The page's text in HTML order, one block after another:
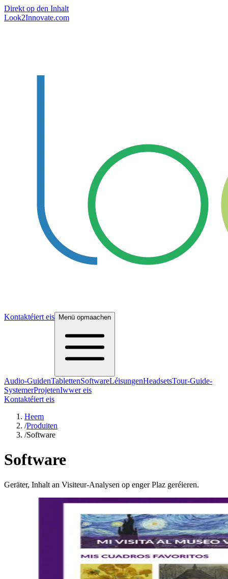
Direkt op den Inhalt
Look2Innovate.com
Kontaktéiert eis Menü opmaachen
Audio-GuidenTablettenSoftwareLéisungenHeadsetsTour-Guide-
SystemerProjetenIwwer eis
Kontaktéiert eis
Heem
/Produiten
/Software
Software
Geräter, Inhalt an Visiteur‑Analysen op enger Plaz geréieren.